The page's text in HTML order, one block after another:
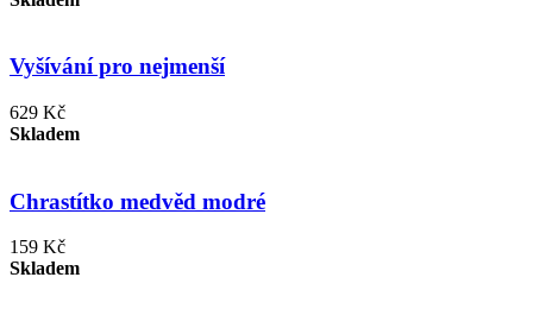
Vyšívání pro nejmenší
629 Kč
Skladem
Chrastítko medvěd modré
159 Kč
Skladem